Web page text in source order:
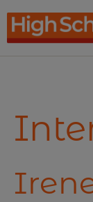
Ga
naar